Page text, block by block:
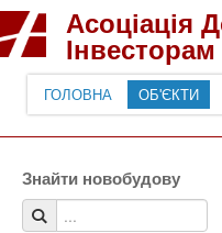
Асоціація
Інвесторам
ГОЛОВНА ОБ'ЄКТИ
Знайти новобудову